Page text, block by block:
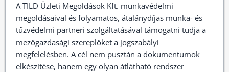
A TILD Üzleti Megoldások Kft. munkavédelmi
megoldásaival és folyamatos, átalánydíjas munka- és
tűzvédelmi partneri szolgáltatásával támogatni tudja a
mezőgazdasági szereplőket a jogszabályi
megfelelésben. A cél nem pusztán a dokumentumok
elkészítése, hanem egy olyan átlátható rendszer